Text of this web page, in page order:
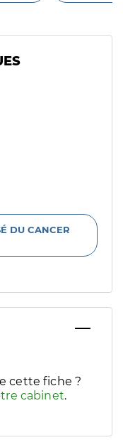
DU CANCER
besoins
cette fiche ?
cabinet.